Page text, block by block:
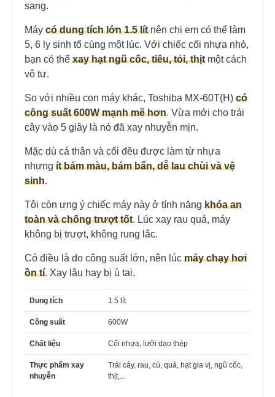
sang.
Máy có dung tích lớn 1.5 lít nên chị em có thể làm
5, 6 ly sinh tố cùng một lúc. Với chiếc cối nhựa nhỏ,
bạn có thể xay hạt ngũ cốc, tiêu, tỏi, thịt một cách
vô tư.
So với nhiều con máy khác, Toshiba MX-60T(H) có
công suất 600W mạnh mẽ hơn. Vừa mới cho trái
cây vào 5 giây là nó đã xay nhuyễn mịn.
Mặc dù cả thân và cối đều được làm từ nhựa
nhưng ít bám màu, bám bẩn, dễ lau chùi và vệ
sinh.
Tôi còn ưng ý chiếc máy này ở tính năng khóa an
toàn và chống trượt tốt. Lúc xay rau quả, máy
không bị trượt, không rung lắc.
Có điều là do công suất lớn, nên lúc máy chạy hơi
ồn tí. Xay lâu hay bị ù tai.
Dung tích 1.5 lít
Công suất 600W
Chất liệu Cối nhựa, lưỡi dao thép
Thực phẩm xay
nhuyễn
Trái cây, rau, củ, quả, hạt gia vị, ngũ cốc,
thịt,...